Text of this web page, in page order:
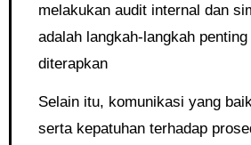
melakukan audit internal dan
adalah langkah-langkah
diterapkan
Selain itu, komunikasi yang baik dengan auditor
serta kepatuhan terhadap